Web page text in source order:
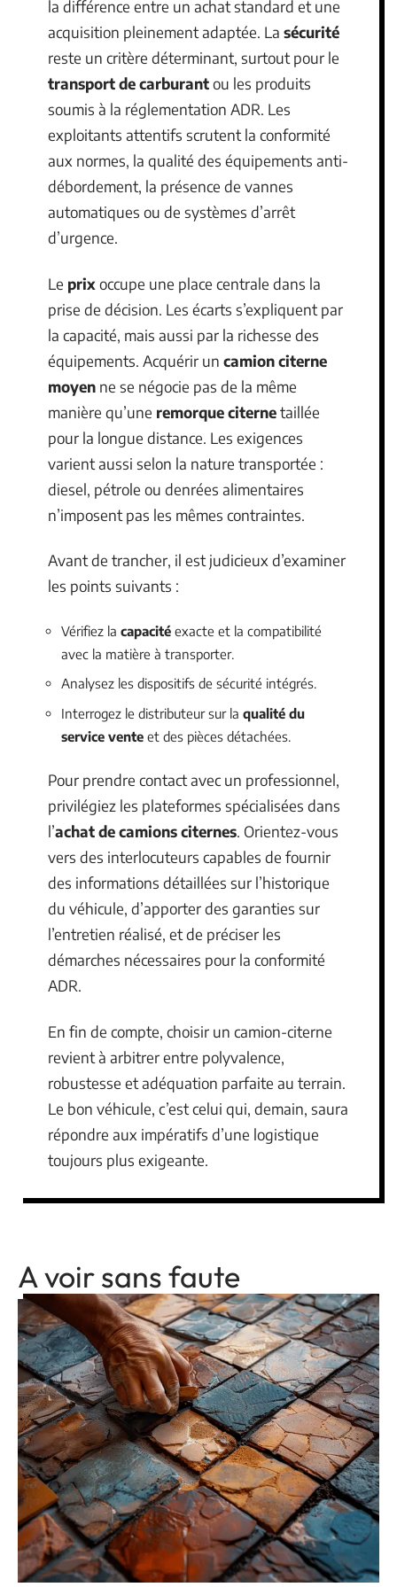
la différence entre un achat standard et une
acquisition pleinement adaptée. La sécurité
reste un critère déterminant, surtout pour le
transport de carburantou les produits
soumis à la réglementation ADR. Les
exploitants attentifs scrutent la conformité
aux normes, la qualité des équipements anti-
débordement, la présence de vannes
automatiques ou de systèmes d’arrêt
d’urgence.
Le prixoccupe une place centrale dans la
prise de décision. Les écarts s’expliquent par
la capacité, mais aussi par la richesse des
équipements. Acquérir un camion citerne
moyen ne se négocie pas de la même
manière qu’une remorque citernetaillée
pour la longue distance. Les exigences
varient aussi selon la nature transportée :
diesel, pétrole ou denrées alimentaires
n’imposent pas les mêmes contraintes.
Avant de trancher, il est judicieux d’examiner
les points suivants :
Vérifiez la capacité exacte et la compatibilité
avec la matière à transporter.
Analysez les dispositifs de sécurité intégrés.
Interrogez le distributeur sur la qualité du
service vente et des pièces détachées.
Pour prendre contact avec un professionnel,
privilégiez les plateformes spécialisées dans
l’achat de camions citernes. Orientez-vous
vers des interlocuteurs capables de fournir
des informations détaillées sur l’historique
du véhicule, d’apporter des garanties sur
l’entretien réalisé, et de préciser les
démarches nécessaires pour la conformité
ADR.
En fin de compte, choisir un camion-citerne
revient à arbitrer entre polyvalence,
robustesse et adéquation parfaite au terrain.
Le bon véhicule, c’est celui qui, demain, saura
répondre aux impératifs d’une logistique
toujours plus exigeante.
A voir sans faute